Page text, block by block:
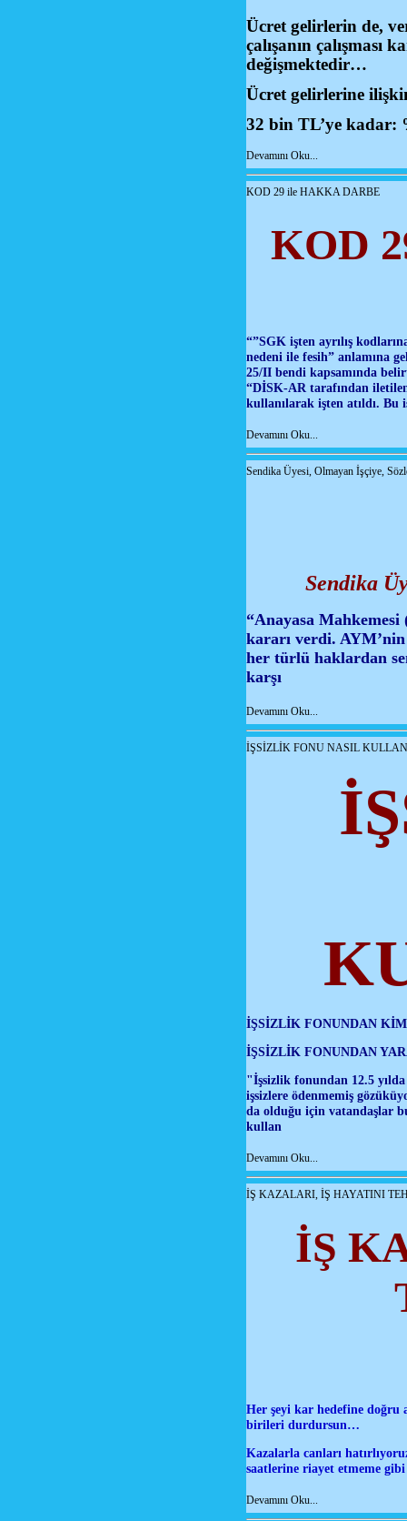
Ücret gelirlerin de,
çalışanın çalışması
değişmektedir…
Ücret gelirlerine
32 bin TL’ye kadar:
Devamını Oku...
KOD 29 ile HAKKA DARBE
KOD
“”SGK işten ayrılış
nedeni ile fesih” anlamına
25/II bendi kapsamında
“DİSK-AR tarafından
kullanılarak işten atıldı. Bu
Devamını Oku...
Sendika Üyesi, Olmayan İşçiye,
Sendika
“Anayasa
kararı verdi.
her türlü haklardan
karşı
Devamını Oku...
İŞSİZLİK FONU NASIL
İŞSİZLİK FONUNDAN
İŞSİZLİK FONUNDAN
"İşsizlik fonundan 12.5
işsizlere ödenmemiş
da olduğu için vatandaşlar
kullan
Devamını Oku...
İŞ KAZALARI, İŞ HAYATINI
İŞ
Her şeyi kar hedefine doğru
birileri durdursun…
Kazalarla canları
saatlerine riayet etmeme
Devamını Oku...